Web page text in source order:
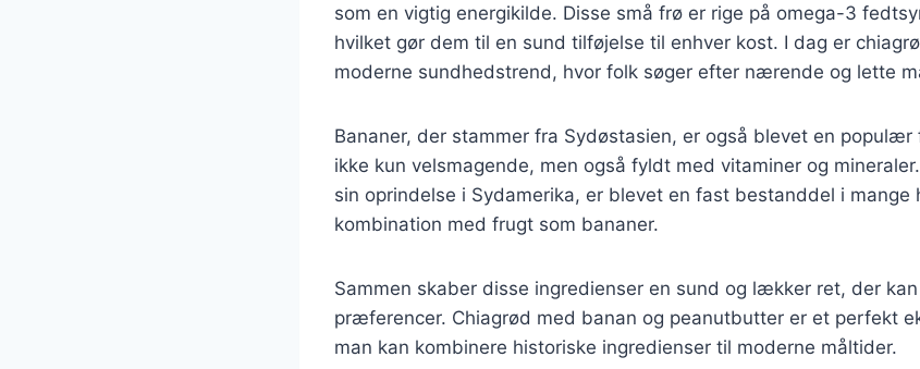
som en vigtig energikilde. Disse små frø er rige på omega-3
hvilket gør dem til en sund tilføjelse til enhver kost. I dag er
moderne sundhedstrend, hvor folk søger efter nærende og lette
Bananer, der stammer fra Sydøstasien, er også blevet en populær
ikke kun velsmagende, men også fyldt med vitaminer og
sin oprindelse i Sydamerika, er blevet en fast bestanddel i mange
kombination med frugt som bananer.
Sammen skaber disse ingredienser en sund og lækker ret, der
præferencer. Chiagrød med banan og peanutbutter er et perfekt
man kan kombinere historiske ingredienser til moderne måltider.